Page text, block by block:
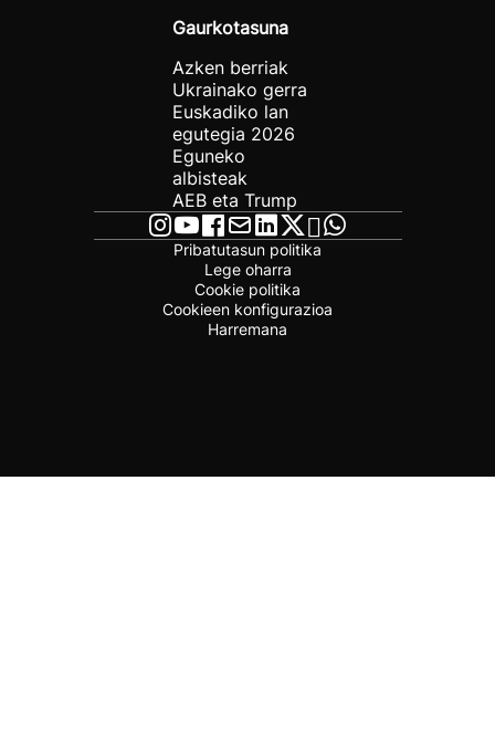
Gaurkotasuna
Azken berriak
Ukrainako gerra
Euskadiko lan
egutegia 2026
Eguneko
albisteak
AEB eta Trump
Pribatutasun politika
Lege oharra
Cookie politika
Cookieen konfigurazioa
Harremana